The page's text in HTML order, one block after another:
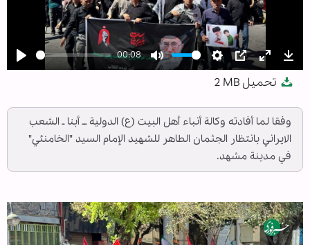
Play
00:08
Mute Settings
PIP Enter
تحميل 2 MB
وفقا لما أفادته وكالة أنباء أهل البيت (ع) الدولية ــ أبنا ـ الشعب
الايراني بانتظار الجثمان الطاهر للشهيد الإمام السيد "الخامنئي"
في مدينة مشهد.